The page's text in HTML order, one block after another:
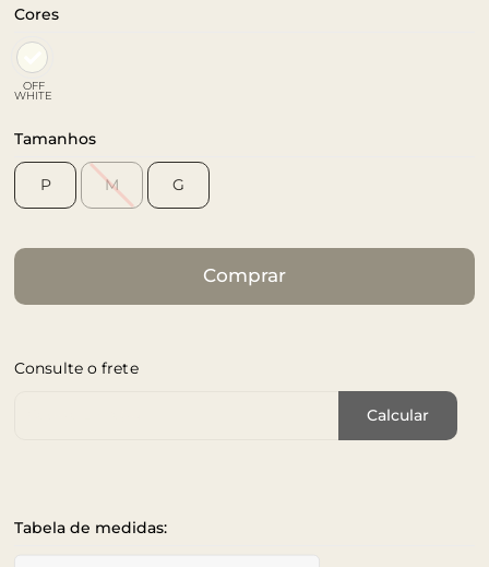
Cores
OFF
WHITE
Tamanhos
P M G
Comprar
Consulte o frete
Calcular
Tabela de medidas: